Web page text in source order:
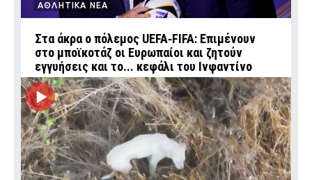
ΑΘΛΗΤΙΚΑ ΝΕΑ
Στα άκρα ο πόλεμος UEFA‑FIFA: Επιμένουν
στο μποϊκοτάζ οι Ευρωπαίοι και ζητούν
εγγυήσεις και το... κεφάλι του Ινφαντίνο